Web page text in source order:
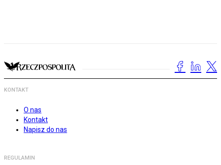
KONTAKT
O nas
Kontakt
Napisz do nas
REGULAMIN